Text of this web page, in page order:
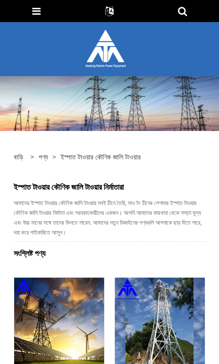
বাড়ি > পণ্য > ইস্পাত টাওয়ার কৌণিক জালি টাওয়ার
ইস্পাত টাওয়ার কৌণিক জালি টাওয়ার নির্মাতারা
আমাদের ইস্পাত টাওয়ার কৌণিক জালি টাওয়ার সবই চীনে তৈরি, মাও টং চীনের পেশাদার ইস্পাত টাওয়ার
কৌণিক জালি টাওয়ার নির্মাতা এবং সরবরাহকারীদের একজন। আপনি আমাদের কারখানা থেকে সস্তা মূল্য
এবং উচ্চ মানের সঙ্গে তাদের কিনতে পারেন. আমাদের নতুন ডিজাইনের পণ্যগুলি আপনাকে ছাড় দিতে পারে,
দয়া করে পাইকারিতে আসুন।
সংশ্লিষ্ট পণ্য